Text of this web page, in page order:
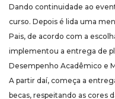
Dando continuidade ao
curso. Depois é lida uma
Pais, de acordo com a
implementou a entrega de
Desempenho Acadêmico e
A partir daí, começa a
becas, respeitando as cores